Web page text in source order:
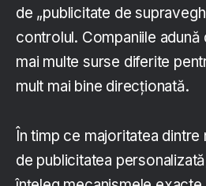
de „publicitate de
controlul. Companiile
mai multe surse diferite
mult mai bine direcționată.
În timp ce majoritatea
de publicitatea